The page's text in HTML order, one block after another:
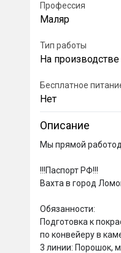
Профессия
Маляр
Тип работы
На производстве
Бесплатное
Нет
Описание
Мы прямой
‎!!!Паспорт РФ!!!
‎Вахта в город
‎Обязанности:
‎Подготовка к
по конвейеру в
‎3 линии: Порошок,